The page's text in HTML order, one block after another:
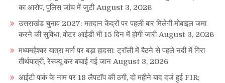
का आरोप, पुलिस जांच में जुटी August 3, 2026
उत्तराखंड चुनाव 2027: मतदान केंद्रों पर पहली बार मिलेगी मोबाइल जमा
करने की सुविधा, वोटर आईडी भी 15 दिन में होगी जारी August 3, 2026
मध्यमहेश्वर यात्रा मार्ग पर बड़ा हादसा: ट्रॉली में बैठने से पहले नदी में गिरा
तीर्थयात्री, रेस्क्यू कर बचाई गई जान August 3, 2026
आईटी पार्क के नाम पर 18 लैपटॉप की ठगी, दो महीने बाद दर्ज हुई FIR;